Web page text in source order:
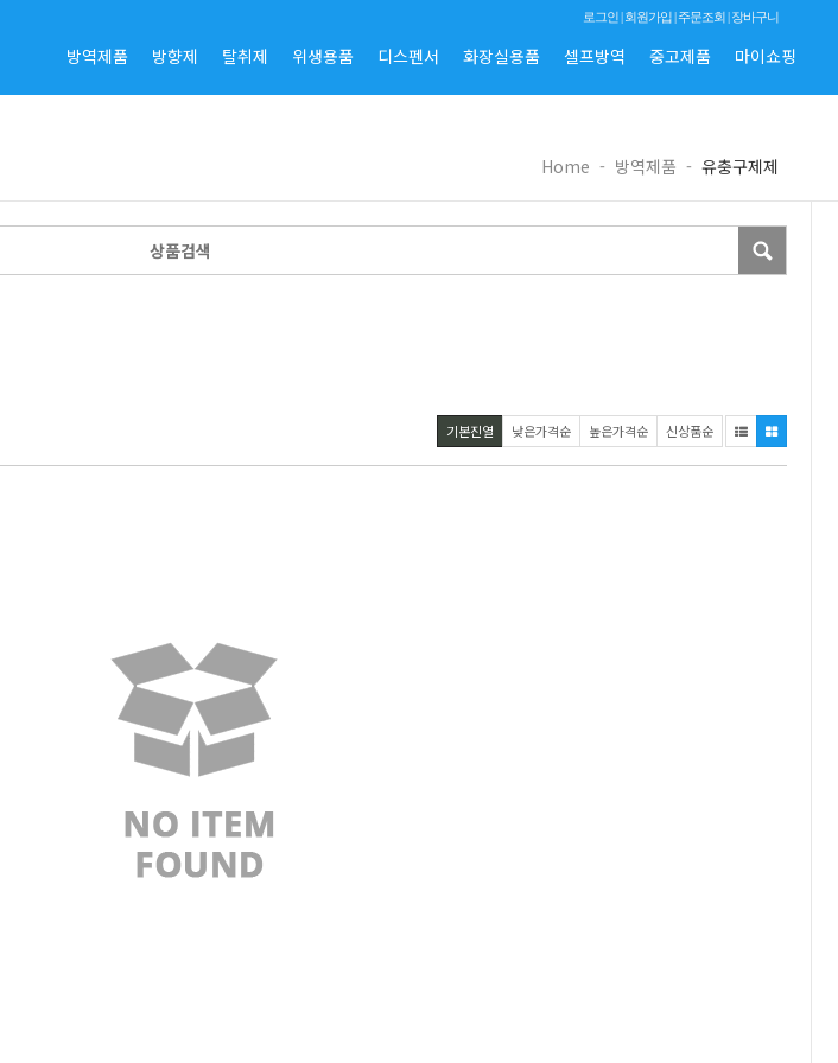
로그인|회원가입|주문조회|장바구니
방역제품 방향제 탈취제 위생용품 디스펜서 화장실용품 셀프방역 중고제품 마이쇼핑
Home - 방역제품 - 유충구제제
기본진열 낮은가격순 높은가격순 신상품순